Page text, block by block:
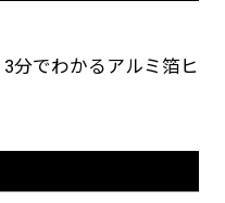
分でわかるアルミ箔ヒ